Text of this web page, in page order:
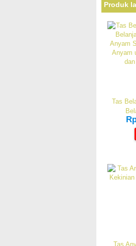
Produk
Tas
Tas